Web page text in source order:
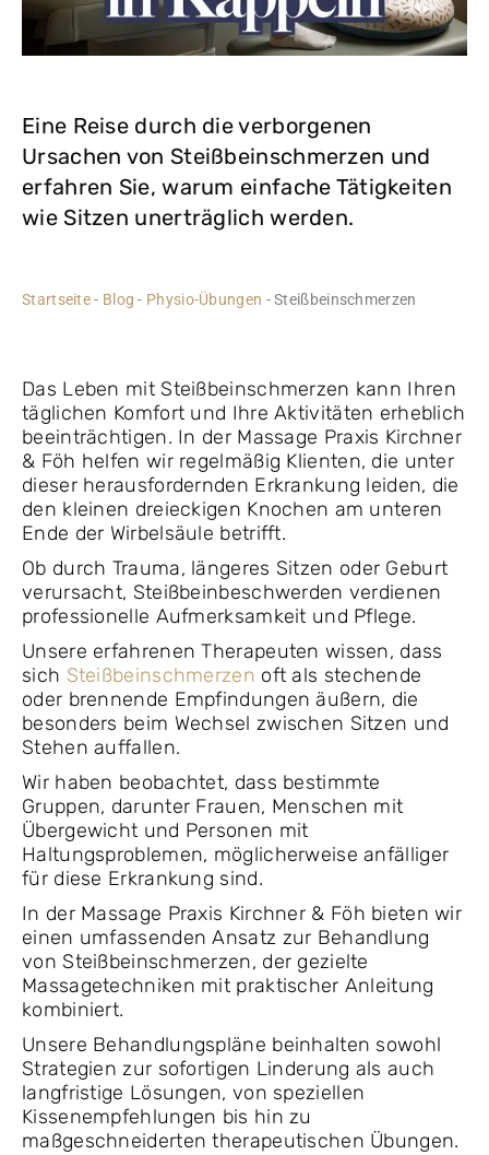
Eine Reise durch die verborgenen
Ursachen von Steißbeinschmerzen und
erfahren Sie, warum einfache Tätigkeiten
wie Sitzen unerträglich werden.
Startseite- Blog - Physio-Übungen -Steißbeinschmerzen
Das Leben mit Steißbeinschmerzen kann Ihren
täglichen Komfort und Ihre Aktivitäten erheblich
beeinträchtigen. In der Massage Praxis Kirchner
& Föh helfen wir regelmäßig Klienten, die unter
dieser herausfordernden Erkrankung leiden, die
den kleinen dreieckigen Knochen am unteren
Ende der Wirbelsäule betrifft.
Ob durch Trauma, längeres Sitzen oder Geburt
verursacht, Steißbeinbeschwerden verdienen
professionelle Aufmerksamkeit und Pflege.
Unsere erfahrenen Therapeuten wissen, dass
sich Steißbeinschmerzen oft als stechende
oder brennende Empfindungen äußern, die
besonders beim Wechsel zwischen Sitzen und
Stehen auffallen.
Wir haben beobachtet, dass bestimmte
Gruppen, darunter Frauen, Menschen mit
Übergewicht und Personen mit
Haltungsproblemen, möglicherweise anfälliger
für diese Erkrankung sind.
In der Massage Praxis Kirchner & Föh bieten wir
einen umfassenden Ansatz zur Behandlung
von Steißbeinschmerzen, der gezielte
Massagetechniken mit praktischer Anleitung
kombiniert.
Unsere Behandlungspläne beinhalten sowohl
Strategien zur sofortigen Linderung als auch
langfristige Lösungen, von speziellen
Kissenempfehlungen bis hin zu
maßgeschneiderten therapeutischen Übungen.